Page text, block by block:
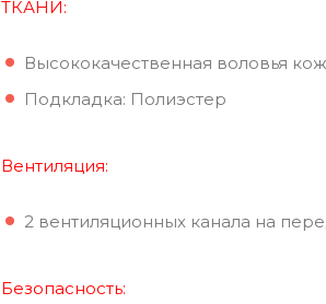
ТКАНИ:
Высококачественная воловья
Подкладка: Полиэстер
Вентиляция:
2 вентиляционных канала на
Безопасность: